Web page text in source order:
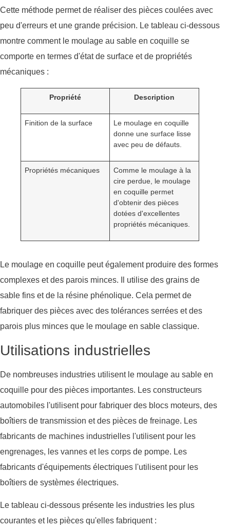
Cette méthode permet de réaliser des pièces coulées avec
peu d'erreurs et une grande précision. Le tableau ci-dessous
montre comment le moulage au sable en coquille se
comporte en termes d'état de surface et de propriétés
mécaniques :
Propriété Description
Finition de la surface
Le moulage en coquille
donne une surface lisse
avec peu de défauts.
Propriétés mécaniques
Comme le moulage à la
cire perdue, le moulage
en coquille permet
d'obtenir des pièces
dotées d'excellentes
propriétés mécaniques.
Le moulage en coquille peut également produire des formes
complexes et des parois minces. Il utilise des grains de
sable fins et de la résine phénolique. Cela permet de
fabriquer des pièces avec des tolérances serrées et des
parois plus minces que le moulage en sable classique.
Utilisations industrielles
De nombreuses industries utilisent le moulage au sable en
coquille pour des pièces importantes. Les constructeurs
automobiles l'utilisent pour fabriquer des blocs moteurs, des
boîtiers de transmission et des pièces de freinage. Les
fabricants de machines industrielles l'utilisent pour les
engrenages, les vannes et les corps de pompe. Les
fabricants d'équipements électriques l'utilisent pour les
boîtiers de systèmes électriques.
Le tableau ci-dessous présente les industries les plus
courantes et les pièces qu'elles fabriquent :